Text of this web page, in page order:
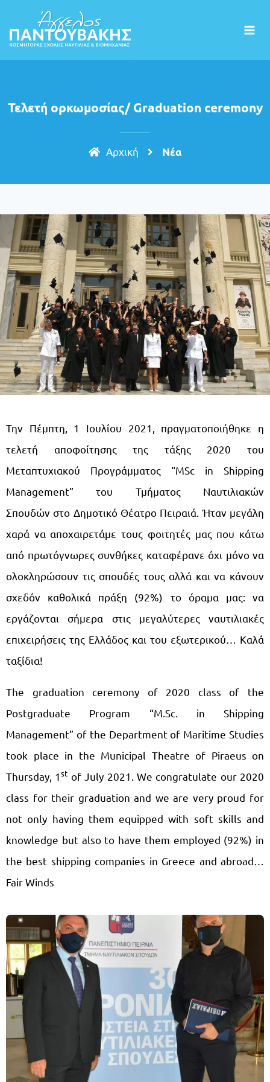
Τελετή ορκωμοσίας/ Graduation ceremony
Aρχική Nέα
Την Πέμπτη, 1 Ιουλίου 2021, πραγματοποιήθηκε η
τελετή αποφοίτησης της τάξης 2020 του
Μεταπτυχιακού Προγράμματος “MSc in Shipping
Management” του Τμήματος Ναυτιλιακών
Σπουδών στο Δημοτικό Θέατρο Πειραιά. Ήταν μεγάλη
χαρά να αποχαιρετάμε τους φοιτητές μας που κάτω
από πρωτόγνωρες συνθήκες καταφέρανε όχι μόνο να
ολοκληρώσουν τις σπουδές τους αλλά και να κάνουν
σχεδόν καθολικά πράξη (92%) το όραμα μας: να
εργάζονται σήμερα στις μεγαλύτερες ναυτιλιακές
επιχειρήσεις της Ελλάδος και του εξωτερικού… Καλά
ταξίδια!
The graduation ceremony of 2020 class of the
Postgraduate Program “M.Sc. in Shipping
Management” of the Department of Maritime Studies
took place in the Municipal Theatre of Piraeus on
Thursday, 1st of July 2021. We congratulate our 2020
class for their graduation and we are very proud for
not only having them equipped with soft skills and
knowledge but also to have them employed (92%) in
the best shipping companies in Greece and abroad…
Fair Winds